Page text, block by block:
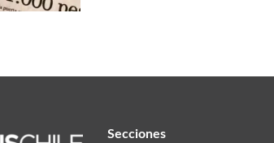
Secciones